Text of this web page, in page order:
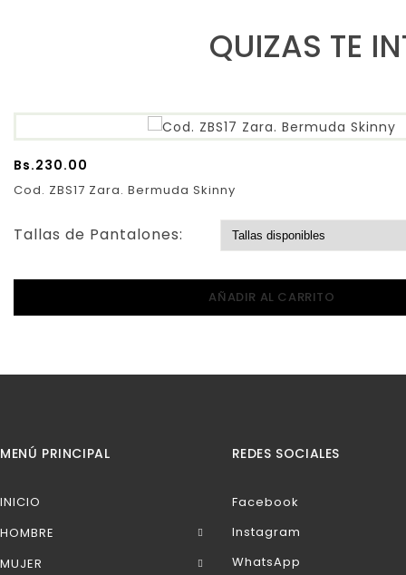
QUIZAS TE
Bs.230.00
Cod. ZBS17 Zara. Bermuda Skinny
Tallas de Pantalones:
AÑADIR AL CARRITO
MENÚ PRINCIPAL
INICIO
HOMBRE
MUJER
REDES SOCIALES
Facebook
Instagram
WhatsApp